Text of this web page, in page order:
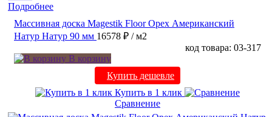
Подробнее
Массивная доска Magestik Floor Орех Американский
Натур Натур 90 мм 16578 ₽ / м2
код товара: 03-317
В корзину
Купить дешевле
Купить в 1 клик
Сравнение